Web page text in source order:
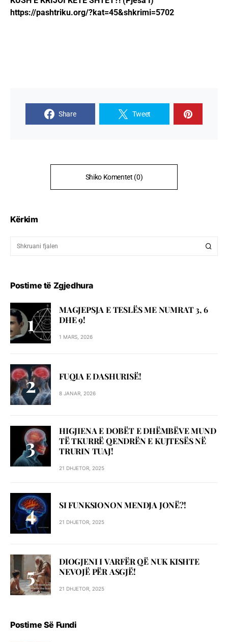
https://pashtriku.org/?kat=45&shkrimi=5702
Share Tweet
Shiko Komentet (0)
Kërkim
Postime të Zgjedhura
MAGJEPSJA E TESLËS ME NUMRAT 3, 6
DHE 9!
1 MARS, 2026
FUQIA E DASHURISË!
8 JANAR, 2026
HIGJIENA E DOBËT E DHËMBËVE MUND
TË TKURRË QENDRËN E KUJTESËS NË
TRURIN TUAJ!
21 DHJETOR, 2025
SI FUNKSIONON MENDJA JONË?!
21 DHJETOR, 2025
DIOGJENI I VARFËR QË NUK KISHTE
NEVOJË PËR ASGJË!
21 DHJETOR, 2025
Postime Së Fundi